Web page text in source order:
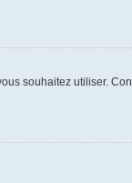
souhaitez utiliser.